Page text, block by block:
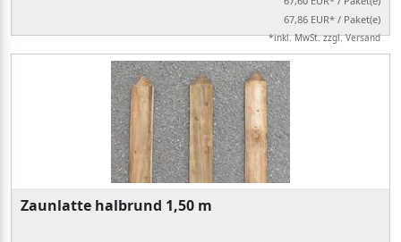
67,86 EUR* / Paket(e)
*inkl. MwSt. zzgl. Versand
Zaunlatte halbrund 1,50 m